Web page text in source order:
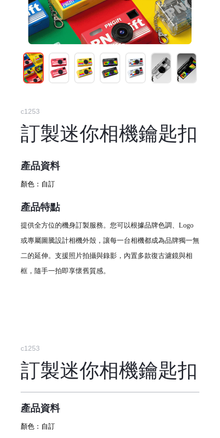
c1253
訂製迷你相機鑰匙扣
產品資料
顏色： 自訂
產品特點
提供全方位的機身訂製服務。您可以根據品牌色調、Logo
或專屬圖騰設計相機外殼，讓每一台相機都成為品牌獨一無
二的延伸。支援照片拍攝與錄影，內置多款復古濾鏡與相
框，隨手一拍即享懷舊質感。
c1253
訂製迷你相機鑰匙扣
產品資料
顏色： 自訂